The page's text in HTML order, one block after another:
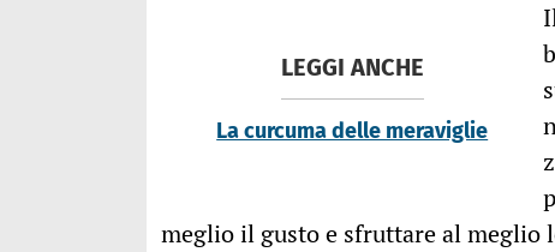
LEGGI ANCHE
La curcuma delle meraviglie
meglio il gusto e sfruttare al meglio